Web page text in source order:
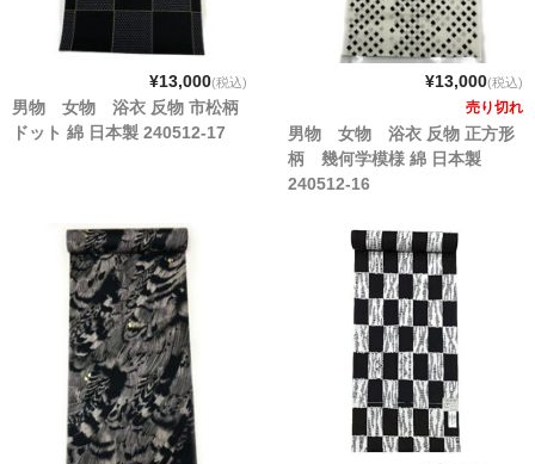
¥13,000(税込)
男物 女物 浴衣 反物 市松柄
ドット 綿 日本製 240512-17
¥13,000(税込)
売り切れ
男物 女物 浴衣 反物 正方形
柄 幾何学模様 綿 日本製
240512-16